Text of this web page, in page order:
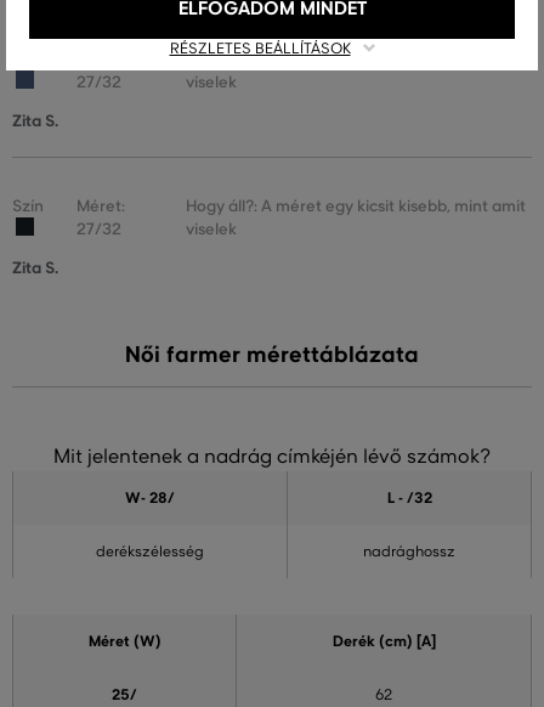
27/32
Hogy áll?: A méret egy kicsit kisebb, mint amit
viselek
Zita S.
Szín
Méret:
27/32
Hogy áll?: A méret egy kicsit kisebb, mint amit
viselek
Zita S.
Női farmer mérettáblázata
Mit jelentenek a nadrág címkéjén lévő számok?
W- 28/ L - /32
derékszélesség nadrághossz
Méret (W) Derék (cm) [A]
25/ 62
RÉSZLETES BEÁLLÍTÁSOK
ELFOGADOM MINDET